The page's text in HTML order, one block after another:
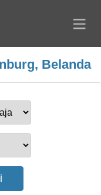
Belanda